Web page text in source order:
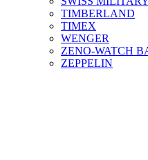
TIMBERLAND
TIMEX
WENGER
ZENO-WATCH
ZEPPELIN